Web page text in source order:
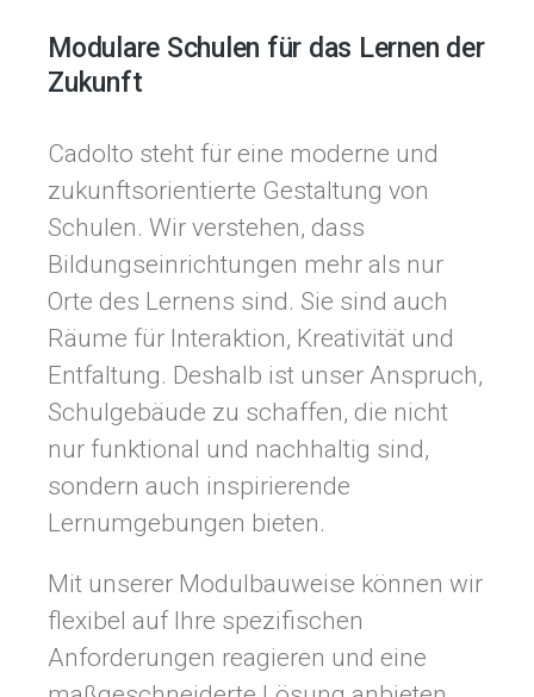
Modulare Schulen für das Lernen der
Zukunft
Cadolto steht für eine moderne und
zukunftsorientierte Gestaltung von
Schulen. Wir verstehen, dass
Bildungseinrichtungen mehr als nur
Orte des Lernens sind. Sie sind auch
Räume für Interaktion, Kreativität und
Entfaltung. Deshalb ist unser Anspruch,
Schulgebäude zu schaffen, die nicht
nur funktional und nachhaltig sind,
sondern auch inspirierende
Lernumgebungen bieten.
Mit unserer Modulbauweise können wir
flexibel auf Ihre spezifischen
Anforderungen reagieren und eine